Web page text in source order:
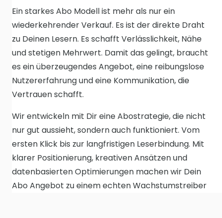
Ein starkes Abo Modell ist mehr als nur ein
wiederkehrender Verkauf. Es ist der direkte Draht
zu Deinen Lesern. Es schafft Verlässlichkeit, Nähe
und stetigen Mehrwert. Damit das gelingt, braucht
es ein überzeugendes Angebot, eine reibungslose
Nutzererfahrung und eine Kommunikation, die
Vertrauen schafft.
Wir entwickeln mit Dir eine Abostrategie, die nicht
nur gut aussieht, sondern auch funktioniert. Vom
ersten Klick bis zur langfristigen Leserbindung. Mit
klarer Positionierung, kreativen Ansätzen und
datenbasierten Optimierungen machen wir Dein
Abo Angebot zu einem echten Wachstumstreiber